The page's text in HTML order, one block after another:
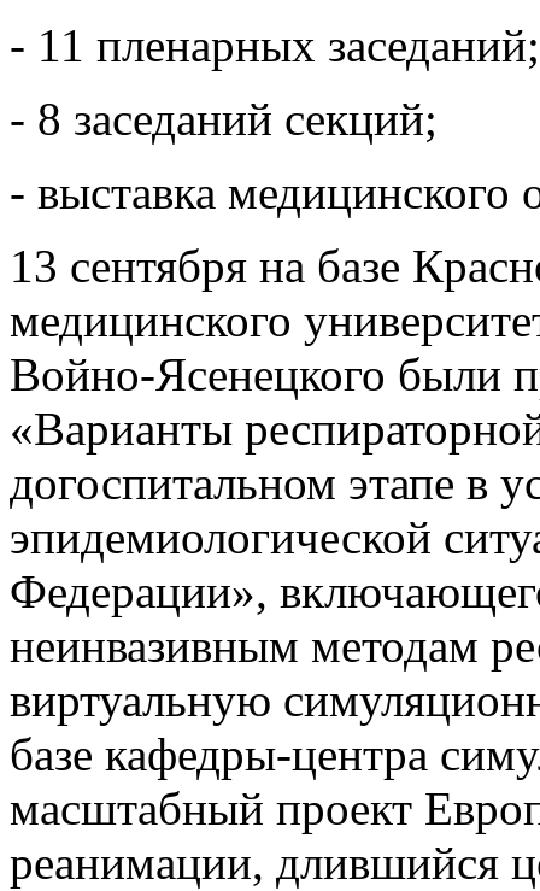
- 11 пленарных заседаний;
- 8 заседаний секций;
- выставка медицинского
13 сентября на базе
медицинского
Войно-Ясенецкого были
«Варианты
догоспитальном этапе в
эпидемиологической
Федерации»,
неинвазивным методам
виртуальную
базе кафедры-центра
масштабный проект
реанимации, длившийся